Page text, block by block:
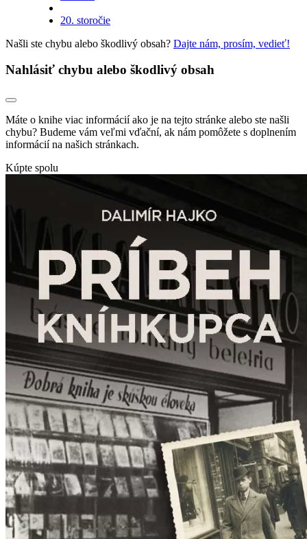
20. storočie
Našli ste chybu alebo škodlivý obsah? Dajte nám, prosím, vedieť!
Nahlásiť chybu alebo škodlivý obsah
Máte o knihe viac informácií ako je na tejto stránke alebo ste našli
chybu? Budeme vám veľmi vďační, ak nám pomôžete s doplnením
informácií na našich stránkach.
Kúpte spolu